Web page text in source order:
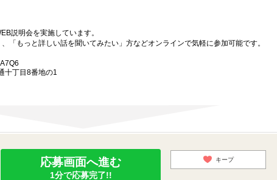
説明会を実施しています。
「もっと詳しい話を聞いてみたい」方などオンラインで気軽に参加可能です。
十丁目8番地の1
応募画面へ進む
1分で応募完了!!
キープ